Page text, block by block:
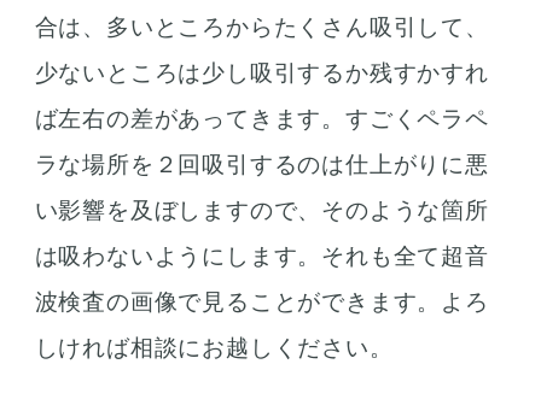
合は、多いところからたくさん吸引して、
少ないところは少し吸引するか残すかすれ
ば左右の差があってきます。すごくペラペ
ラな場所を２回吸引するのは仕上がりに悪
い影響を及ぼしますので、そのような箇所
は吸わないようにします。それも全て超音
波検査の画像で見ることができます。よろ
しければ相談にお越しください。